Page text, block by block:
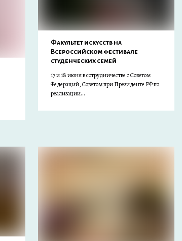
Факультет искусств на
Всероссийском фестивале
студенческих семей
17 и 18 июня в сотрудничестве с Советом
Федераций, Советом при Президенте РФ по
реализации...